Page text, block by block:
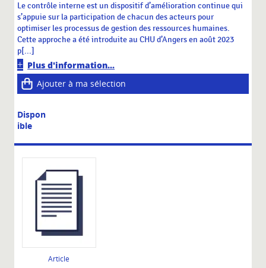
Le contrôle interne est un dispositif d’amélioration continue qui
s’appuie sur la participation de chacun des acteurs pour
optimiser les processus de gestion des ressources humaines.
Cette approche a été introduite au CHU d’Angers en août 2023
p[...]
Plus d'information...
Ajouter à ma sélection
Dispon
ible
Article